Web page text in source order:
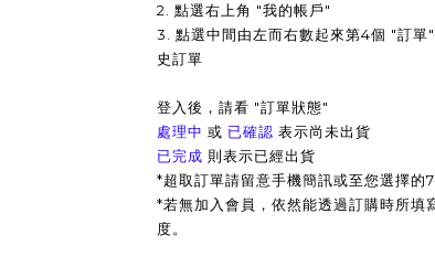
2. 點選右上角 "我的帳戶"
3. 點選中間由左而右數起來第4個 "訂單
史訂單
登入後，請看 "訂單狀態"
處理中 或 已確認 表示尚未出貨
已完成 則表示已經出貨
*超取訂單請留意手機簡訊或至您選擇的7-
*若無加入會員，依然能透過訂購時所
度。